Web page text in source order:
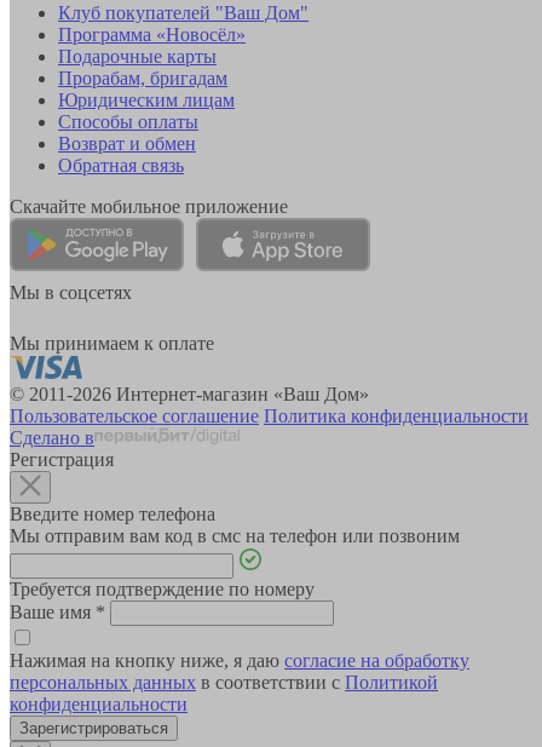
Клуб покупателей "Ваш Дом"
Программа «Новосёл»
Подарочные карты
Прорабам, бригадам
Юридическим лицам
Способы оплаты
Возврат и обмен
Обратная связь
Скачайте мобильное приложение
Мы в соцсетях
Мы принимаем к оплате
© 2011-2026 Интернет-магазин «Ваш Дом»
Пользовательское соглашение Политика конфиденциальности
Сделано в
Регистрация
Введите номер телефона
Мы отправим вам код в смс на телефон или позвоним
Требуется подтверждение по номеру
Ваше имя *
Нажимая на кнопку ниже, я даю согласие на обработку
персональных данных в соответствии с Политикой
конфиденциальности
Зарегистрироваться